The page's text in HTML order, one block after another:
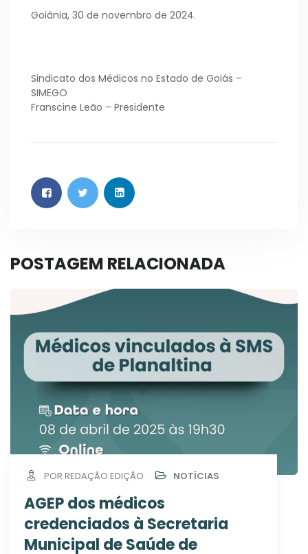
Goiânia, 30 de novembro de 2024.
Sindicato dos Médicos no Estado de Goiás –
SIMEGO
Franscine Leão – Presidente
POSTAGEM RELACIONADA
POR REDAÇÃO EDIÇÃO NOTÍCIAS
AGEP dos médicos
credenciados à Secretaria
Municipal de Saúde de